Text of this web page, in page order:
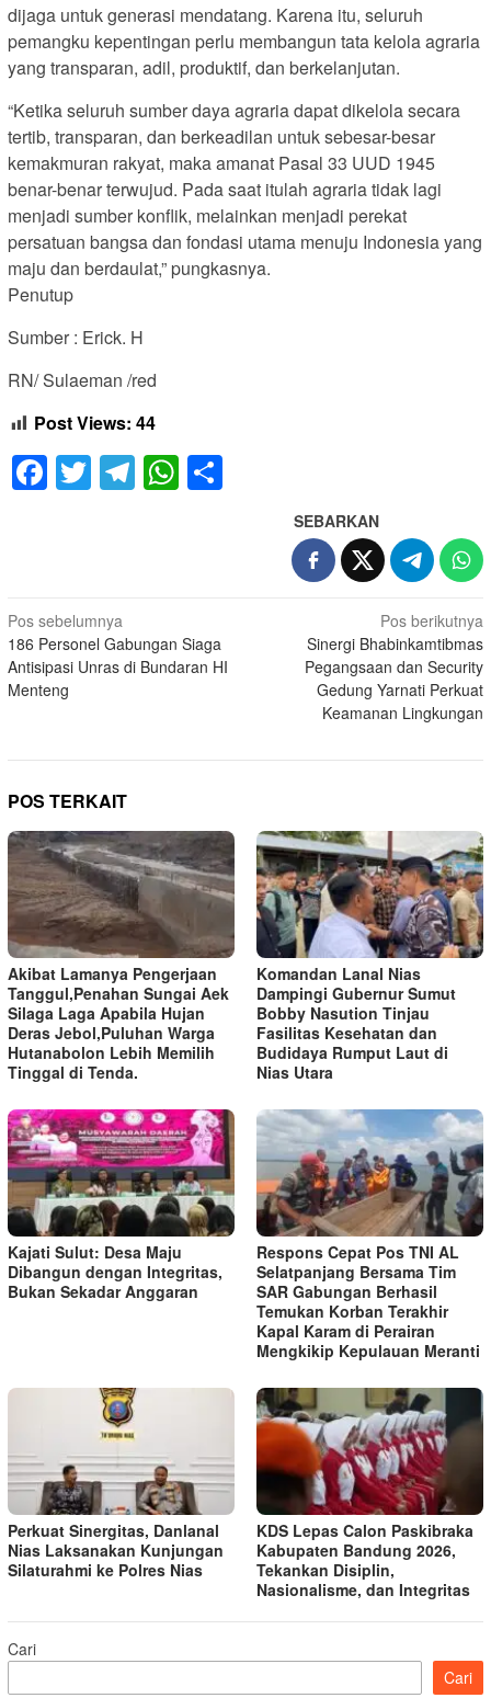
dijaga untuk generasi mendatang. Karena itu, seluruh
pemangku kepentingan perlu membangun tata kelola agraria
yang transparan, adil, produktif, dan berkelanjutan.
“Ketika seluruh sumber daya agraria dapat dikelola secara
tertib, transparan, dan berkeadilan untuk sebesar-besar
kemakmuran rakyat, maka amanat Pasal 33 UUD 1945
benar-benar terwujud. Pada saat itulah agraria tidak lagi
menjadi sumber konflik, melainkan menjadi perekat
persatuan bangsa dan fondasi utama menuju Indonesia yang
maju dan berdaulat,” pungkasnya.
Penutup
Sumber : Erick. H
RN/ Sulaeman /red
Post Views: 44
Facebook
Twitter
Telegram
WhatsApp
SEBARKAN
Navigasi
pos
Pos sebelumnya
186 Personel Gabungan Siaga
Antisipasi Unras di Bundaran HI
Menteng
Pos berikutnya
Sinergi Bhabinkamtibmas
Pegangsaan dan Security
Gedung Yarnati Perkuat
Keamanan Lingkungan
POS TERKAIT
Akibat Lamanya Pengerjaan
Tanggul,Penahan Sungai Aek
Silaga Laga Apabila Hujan
Deras Jebol,Puluhan Warga
Hutanabolon Lebih Memilih
Tinggal di Tenda.
Komandan Lanal Nias
Dampingi Gubernur Sumut
Bobby Nasution Tinjau
Fasilitas Kesehatan dan
Budidaya Rumput Laut di
Nias Utara
Kajati Sulut: Desa Maju
Dibangun dengan Integritas,
Bukan Sekadar Anggaran
Respons Cepat Pos TNI AL
Selatpanjang Bersama Tim
SAR Gabungan Berhasil
Temukan Korban Terakhir
Kapal Karam di Perairan
Mengkikip Kepulauan Meranti
Perkuat Sinergitas, Danlanal
Nias Laksanakan Kunjungan
Silaturahmi ke Polres Nias
KDS Lepas Calon Paskibraka
Kabupaten Bandung 2026,
Tekankan Disiplin,
Nasionalisme, dan Integritas
Cari
Cari